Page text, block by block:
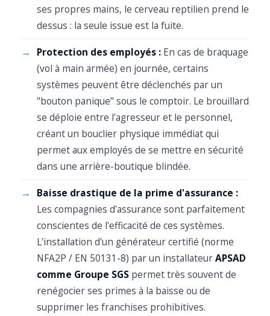
ses propres mains, le cerveau reptilien prend le
dessus : la seule issue est la fuite.
Protection des employés : En cas de braquage
(vol à main armée) en journée, certains
systèmes peuvent être déclenchés par un
"bouton panique" sous le comptoir. Le brouillard
se déploie entre l'agresseur et le personnel,
créant un bouclier physique immédiat qui
permet aux employés de se mettre en sécurité
dans une arrière-boutique blindée.
Baisse drastique de la prime d'assurance :
Les compagnies d'assurance sont parfaitement
conscientes de l'efficacité de ces systèmes.
L'installation d'un générateur certifié (norme
NFA2P / EN 50131-8) par un installateurAPSAD
comme Groupe SGS permet très souvent de
renégocier ses primes à la baisse ou de
supprimer les franchises prohibitives.